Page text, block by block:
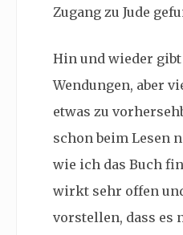
Zugang zu Jude
Hin und wieder
Wendungen, aber
etwas zu
schon beim Lesen
wie ich das Buch
wirkt sehr offen
vorstellen, dass es